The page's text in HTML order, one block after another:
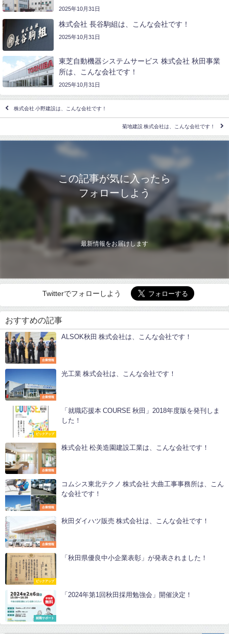
2025年10月31日
株式会社 長谷駒組は、こんな会社です！
2025年10月31日
東芝自動機器システムサービス 株式会社 秋田事業
所は、こんな会社です！
2025年10月31日
株式会社 小野建設は、こんな会社です！
菊地建設 株式会社は、こんな会社です！
この記事が気に入ったら
フォローしよう
最新情報をお届けします
Twitterでフォローしよう
おすすめの記事
企業情報
ALSOK秋田 株式会社は、こんな会社です！
企業情報
光工業 株式会社は、こんな会社です！
ピックアップ
「就職応援本 COURSE 秋田」2018年度版を発刊しま
した！
企業情報
株式会社 松美造園建設工業は、こんな会社です！
企業情報
コムシス東北テクノ 株式会社 大曲工事事務所は、こん
な会社です！
企業情報
秋田ダイハツ販売 株式会社は、こんな会社です！
ピックアップ
「秋田県優良中小企業表彰」が発表されました！
就職サポート
「2024年第1回秋田採用勉強会」開催決定！